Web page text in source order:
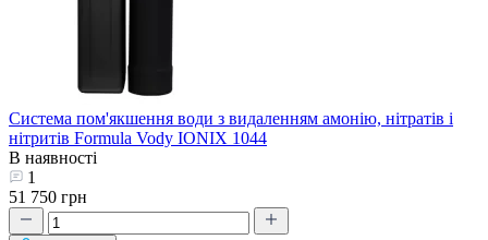
Система пом'якшення води з видаленням амонію, нітратів і
нітритів Formula Vody IONIX 1044
В наявності
1
51 750 грн